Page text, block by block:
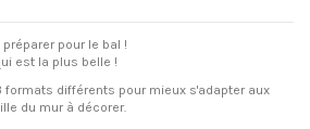
pour le bal !
est la plus belle !
formats différents pour mieux s'adapter aux
du mur à décorer.